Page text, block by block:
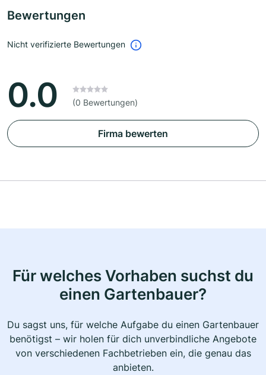
Bewertungen
Nicht verifizierte Bewertungen
0.0 (0 Bewertungen)
Firma bewerten
Für welches Vorhaben suchst du
einen Gartenbauer?
Du sagst uns, für welche Aufgabe du einen Gartenbauer
benötigst – wir holen für dich unverbindliche Angebote
von verschiedenen Fachbetrieben ein, die genau das
anbieten.